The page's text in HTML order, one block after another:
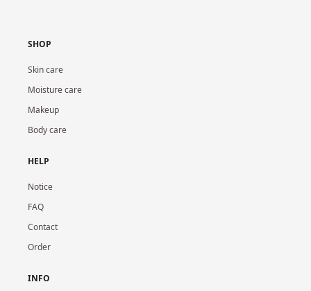
SHOP
Skin care
Moisture care
Makeup
Body care
HELP
Notice
FAQ
Contact
Order
INFO